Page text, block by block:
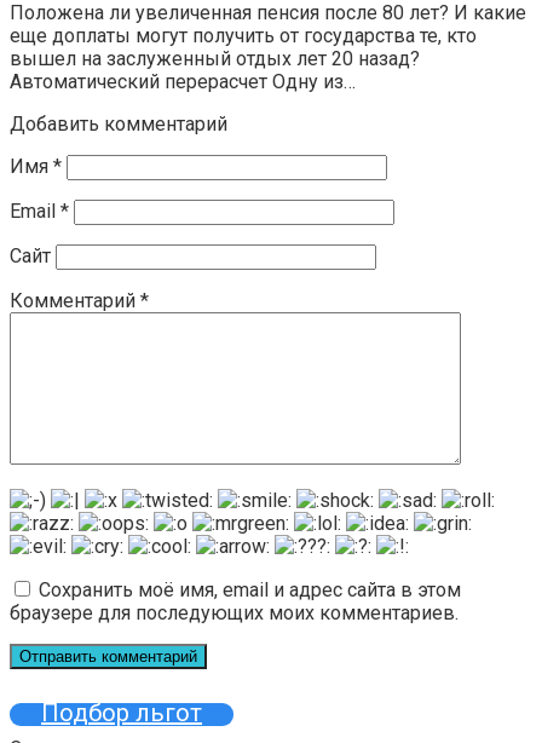
Положена ли увеличенная пенсия после 80 лет? И какие
еще доплаты могут получить от государства те, кто
вышел на заслуженный отдых лет 20 назад?
Автоматический перерасчет Одну из…
Добавить комментарий
Имя *
Email *
Сайт
Комментарий *
Сохранить моё имя, email и адрес сайта в этом
браузере для последующих моих комментариев.
Подбор льгот